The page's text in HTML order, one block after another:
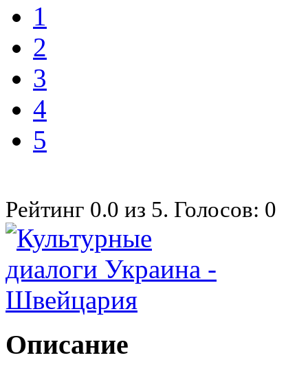
1
2
3
4
5
Рейтинг 0.0 из 5. Голосов: 0
Описание